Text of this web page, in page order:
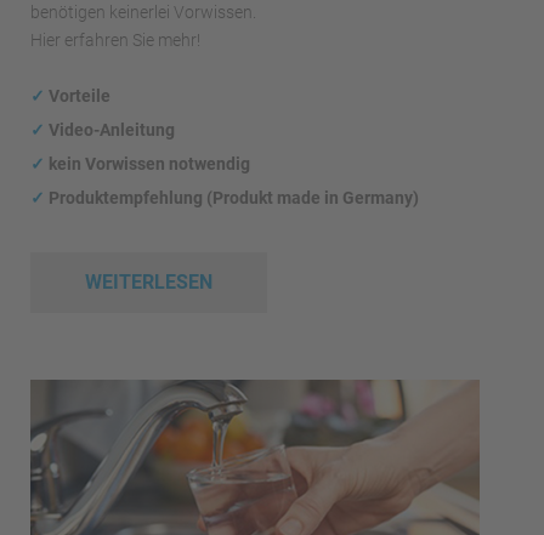
benötigen keinerlei Vorwissen.
Hier erfahren Sie mehr!
✓ Vorteile
✓ Video-Anleitung
✓ kein Vorwissen notwendig
✓ Produktempfehlung (Produkt made in Germany)
WEITERLESEN